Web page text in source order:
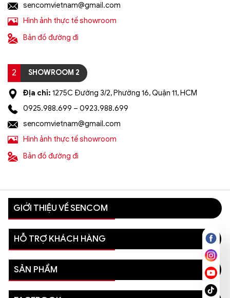
sencomvietnam@gmail.com
Hình ảnh thực tế showroom
Bản đồ đường đi
2 SHOWROOM 2
Địa chỉ: 1275C Đường 3/2, Phường 16, Quận 11, HCM
0925.988.699 – 0923.988.699
sencomvietnam@gmail.com
Hình ảnh thực tế showroom
Bản đồ đường đi
GIỚI THIỆU VỀ SENCOM
HỖ TRỢ KHÁCH HÀNG
SẢN PHẨM